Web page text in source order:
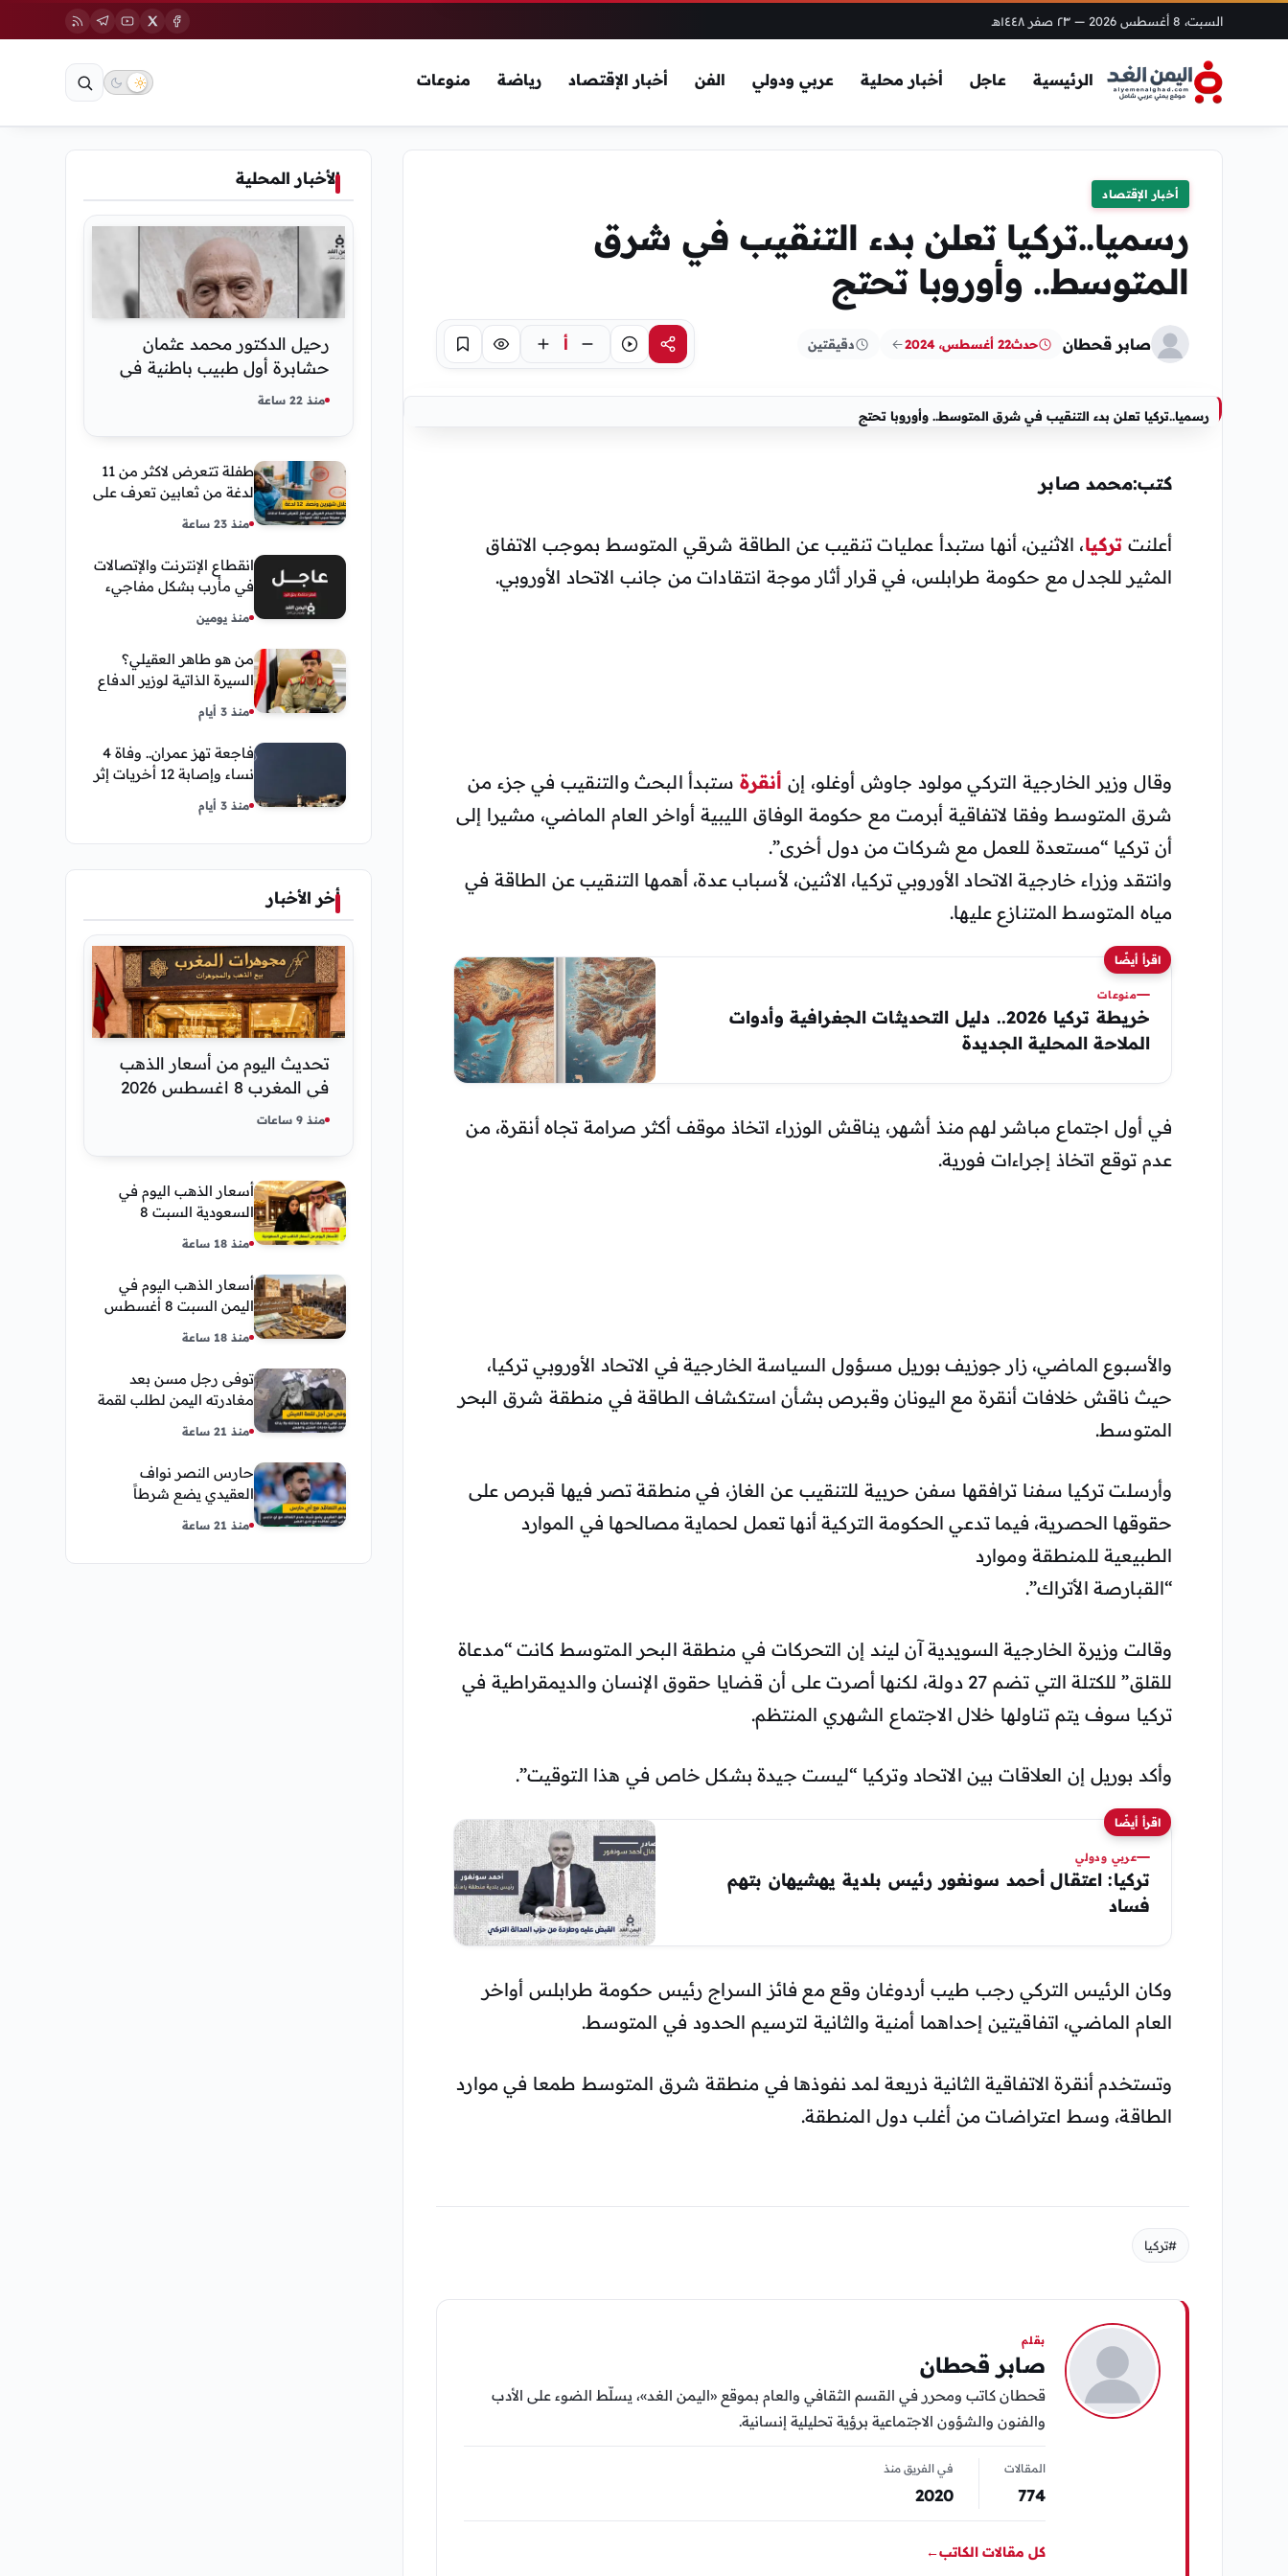
السبت، 8 أغسطس 2026 — ٢٣ صفر ١٤٤٨هـ
الرئيسية عاجل أخبار محلية عربي ودولي الفن أخبار الإقتصاد رياضة منوعات
أخبار الإقتصاد
رسميا..تركيا تعلن بدء التنقيب في شرق
المتوسط.. وأوروبا تحتج
صابر قحطان حدث22 أغسطس، 2024 دقيقتين مشاركةاستماع أ تركيز حفظ
رسميا..تركيا تعلن بدء التنقيب في شرق المتوسط.. وأوروبا تحتج
كتب:محمد صابر
أعلنت تركيا، الاثنين، أنها ستبدأ عمليات تنقيب عن الطاقة شرقي المتوسط بموجب الاتفاق
المثير للجدل مع حكومة طرابلس، في قرار أثار موجة انتقادات من جانب الاتحاد الأوروبي.
وقال وزير الخارجية التركي مولود جاوش أوغلو، إن أنقرةستبدأ البحث والتنقيب في جزء من
شرق المتوسط وفقا لاتفاقية أبرمت مع حكومة الوفاق الليبية أواخر العام الماضي، مشيرا إلى
أن تركيا “مستعدة للعمل مع شركات من دول أخرى”.
وانتقد وزراء خارجية الاتحاد الأوروبي تركيا، الاثنين، لأسباب عدة، أهمها التنقيب عن الطاقة في
مياه المتوسط المتنازع عليها.
اقرأ أيضًا
منوعات
خريطة تركيا 2026.. دليل التحديثات الجغرافية وأدوات
الملاحة المحلية الجديدة
في أول اجتماع مباشر لهم منذ أشهر، يناقش الوزراء اتخاذ موقف أكثر صرامة تجاه أنقرة، من
عدم توقع اتخاذ إجراءات فورية.
والأسبوع الماضي، زار جوزيف بوريل مسؤول السياسة الخارجية في الاتحاد الأوروبي تركيا،
حيث ناقش خلافات أنقرة مع اليونان وقبرص بشأن استكشاف الطاقة في منطقة شرق البحر
المتوسط.
وأرسلت تركيا سفنا ترافقها سفن حربية للتنقيب عن الغاز، في منطقة تصر فيها قبرص على
حقوقها الحصرية، فيما تدعي الحكومة التركية أنها تعمل لحماية مصالحها في الموارد
الطبيعية للمنطقة وموارد
“القبارصة الأتراك”.
وقالت وزيرة الخارجية السويدية آن ليند إن التحركات في منطقة البحر المتوسط كانت “مدعاة
للقلق” للكتلة التي تضم 27 دولة، لكنها أصرت على أن قضايا حقوق الإنسان والديمقراطية في
تركيا سوف يتم تناولها خلال الاجتماع الشهري المنتظم.
وأكد بوريل إن العلاقات بين الاتحاد وتركيا “ليست جيدة بشكل خاص في هذا التوقيت”.
اقرأ أيضًا
عربي ودولي
تركيا: اعتقال أحمد سونغور رئيس بلدية يهشيهان بتهم
فساد
وكان الرئيس التركي رجب طيب أردوغان وقع مع فائز السراج رئيس حكومة طرابلس أواخر
العام الماضي، اتفاقيتين إحداهما أمنية والثانية لترسيم الحدود في المتوسط.
وتستخدم أنقرة الاتفاقية الثانية ذريعة لمد نفوذها في منطقة شرق المتوسط طمعا في موارد
الطاقة، وسط اعتراضات من أغلب دول المنطقة.
#تركيا
بقلم
صابر قحطان
قحطان كاتب ومحرر في القسم الثقافي والعام بموقع «اليمن الغد»، يسلّط الضوء على الأدب
والفنون والشؤون الاجتماعية برؤية تحليلية إنسانية.
المقالات
774
في الفريق منذ
2020
كل مقالات الكاتب←
الأخبار المحلية
رحيل الدكتور محمد عثمان
حشابرة أول طبيب باطنية في
الحديدة
منذ 22 ساعة
طفلة تتعرض لاكثر من 11
لدغة من ثعابين تعرف على
العريقي
منذ 23 ساعة
انقطاع الإنترنت والإتصالات
في مأرب بشكل مفاجيء
منذ يومين
من هو طاهر العقيلي؟
السيرة الذاتية لوزير الدفاع
اليمني الجديد وأبرز
مناصبه
منذ 3 أيام
فاجعة تهز عمران.. وفاة 4
نساء وإصابة 12 أخريات إثر
صاعقة رعدية خلال مناسبة
اجتماعية
منذ 3 أيام
أخر الأخبار
تحديث اليوم من أسعار الذهب
في المغرب 8 اغسطس 2026
كم عسر الجنية الذهب
منذ 9 ساعات
أسعار الذهب اليوم في
السعودية السبت 8
مباشر
منذ 18 ساعة
أسعار الذهب اليوم في
اليمن السبت 8 أغسطس
وعدن
منذ 18 ساعة
توفى رجل مسن بعد
مغادرته اليمن لطلب لقمة
يقدمها لإبنته
منذ 21 ساعة
حارس النصر نواف
العقيدي يضع شرطاً
النادي
منذ 21 ساعة